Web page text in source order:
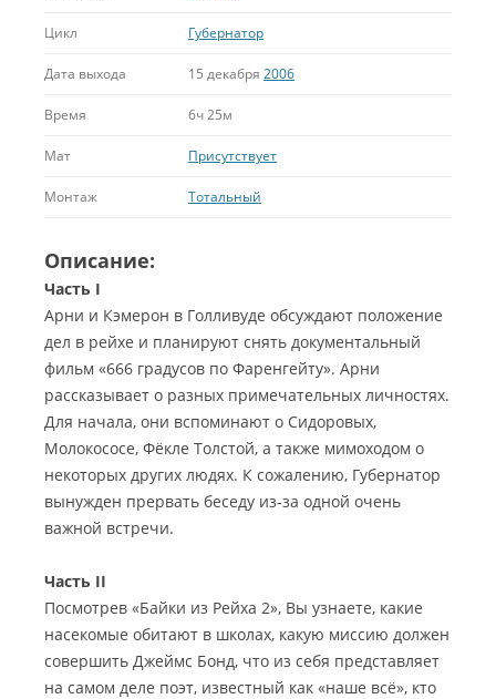
Цикл Губернатор
Дата выхода 15 декабря 2006
Время 6ч 25м
Мат Присутствует
Монтаж Тотальный
Описание:
Часть I
Арни и Кэмерон в Голливуде обсуждают положение
дел в рейхе и планируют снять документальный
фильм «666 градусов по Фаренгейту». Арни
рассказывает о разных примечательных личностях.
Для начала, они вспоминают о Сидоровых,
Молокососе, Фёкле Толстой, а также мимоходом о
некоторых других людях. К сожалению, Губернатор
вынужден прервать беседу из-за одной очень
важной встречи.
Часть II
Посмотрев «Байки из Рейха 2», Вы узнаете, какие
насекомые обитают в школах, какую миссию должен
совершить Джеймс Бонд, что из себя представляет
на самом деле поэт, известный как «наше всё», кто